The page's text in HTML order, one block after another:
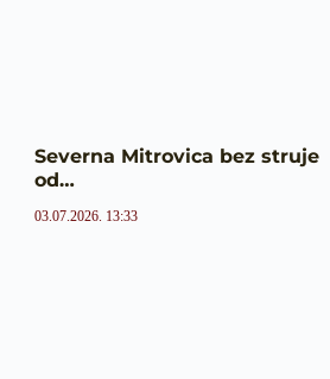
Severna Mitrovica bez struje
od…
03.07.2026. 13:33